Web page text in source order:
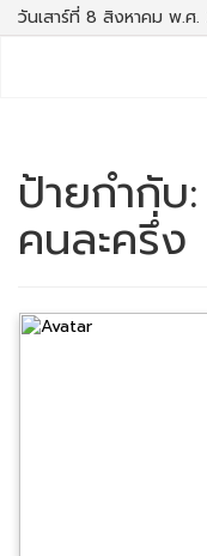
วันเสาร์ที่ 8 สิงหาคม พ.ศ.
ป้ายกำกับ:
คนละครึ่ง